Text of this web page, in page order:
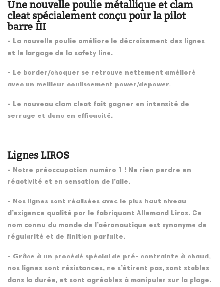
Une nouvelle poulie métallique et clam
cleat spécialement conçu pour la pilot
barre III
- La nouvelle poulie améliore le décroisement des lignes
et le largage de la safety line.
- Le border/choquer se retrouve nettement amélioré
avec un meilleur coulissement power/depower.
- Le nouveau clam cleat fait gagner en intensité de
serrage et donc en efficacité.
Lignes LIROS
- Notre préoccupation numéro 1 ! Ne rien perdre en
réactivité et en sensation de l’aile.
- Nos lignes sont réalisées avec le plus haut niveau
d’exigence qualité par le fabriquant Allemand Liros. Ce
nom connu du monde de l’aéronautique est synonyme de
régularité et de finition parfaite.
- Grâce à un procédé spécial de pré- contrainte à chaud,
nos lignes sont résistances, ne s’étirent pas, sont stables
dans la durée, et sont agréables à manipuler sur la plage.